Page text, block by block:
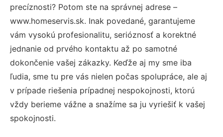
precíznosti? Potom ste na správnej adrese –
www.homeservis.sk. Inak povedané, garantujeme
vám vysokú profesionalitu, serióznosť a korektné
jednanie od prvého kontaktu až po samotné
dokončenie vašej zákazky. Keďže aj my sme iba
ľudia, sme tu pre vás nielen počas spolupráce, ale aj
v prípade riešenia prípadnej nespokojnosti, ktorú
vždy berieme vážne a snažíme sa ju vyriešiť k vašej
spokojnosti.